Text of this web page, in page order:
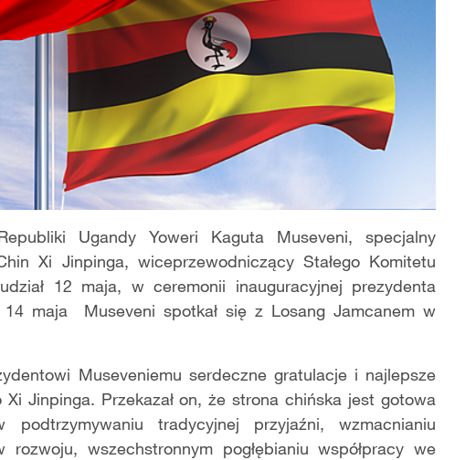
Ugandy Yoweri Kaguta Museveni, specjalny
Xi Jinpinga, wiceprzewodniczący Stałego Komitetu
12 maja, w ceremonii inauguracyjnej prezydenta
maja Museveni spotkał się z Losang Jamcanem w
Museveniemu serdeczne gratulacje i najlepsze
Jinpinga. Przekazał on, że strona chińska jest gotowa
tradycyjnej przyjaźni, wzmacnianiu
wszechstronnym pogłębianiu współpracy we